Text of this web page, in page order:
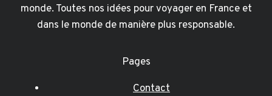
monde. Toutes nos idées pour voyager en France et
dans le monde de manière plus responsable.
Pages
Contact